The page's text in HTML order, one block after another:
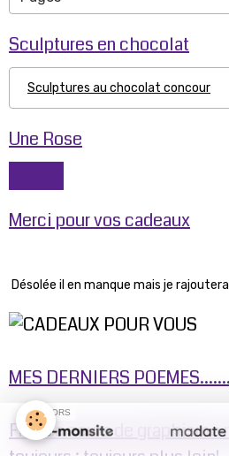
Sculptures en chocolat
Sculptures au chocolat concour
Une Rose
Merci pour vos cadeaux
Désolée il en manque mais je
MES DERNIERS
Fin des cours de graphisme
SPONSORS